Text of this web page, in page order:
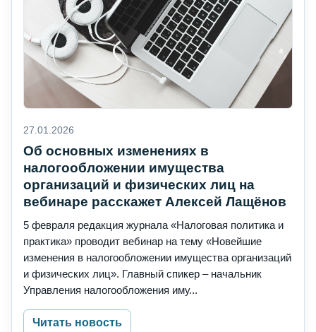
27.01.2026
Об основных изменениях в
налогообложении имущества
организаций и физических лиц на
вебинаре расскажет Алексей Лащёнов
5 февраля редакция журнала «Налоговая политика и
практика» проводит вебинар на тему «Новейшие
изменения в налогообложении имущества организаций
и физических лиц». Главный спикер – начальник
Управления налогообложения иму...
Читать новость